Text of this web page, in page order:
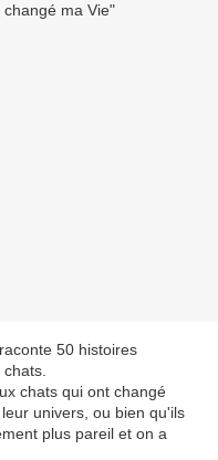
50 histoires
chats qui ont changé
univers, ou bien qu'ils
plus pareil et on a